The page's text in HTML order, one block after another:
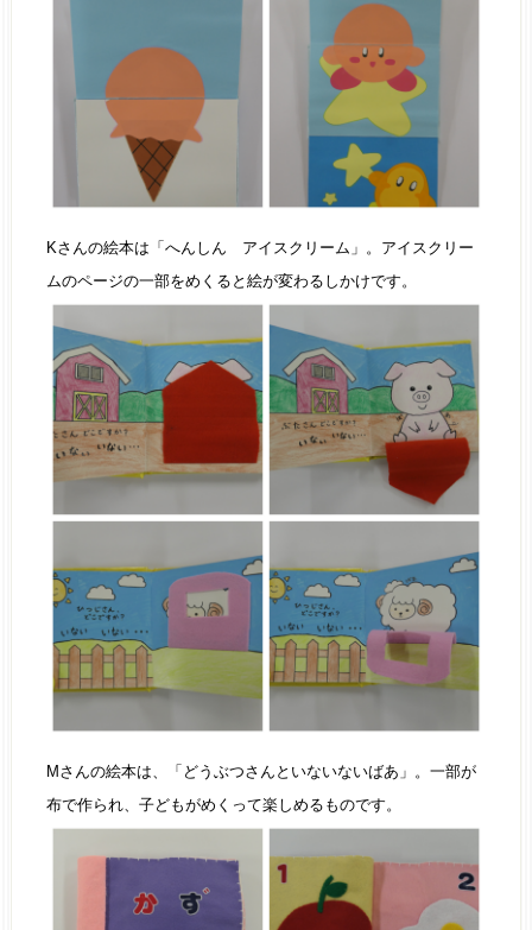
Kさんの絵本は「へんしん アイスクリーム」。アイスクリー
ムのページの一部をめくると絵が変わるしかけです。
Mさんの絵本は、「どうぶつさんといないないばあ」。一部が
布で作られ、子どもがめくって楽しめるものです。